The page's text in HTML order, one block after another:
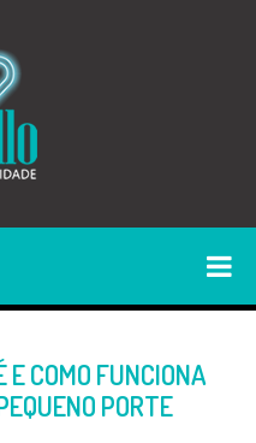
E COMO FUNCIONA
PORTE